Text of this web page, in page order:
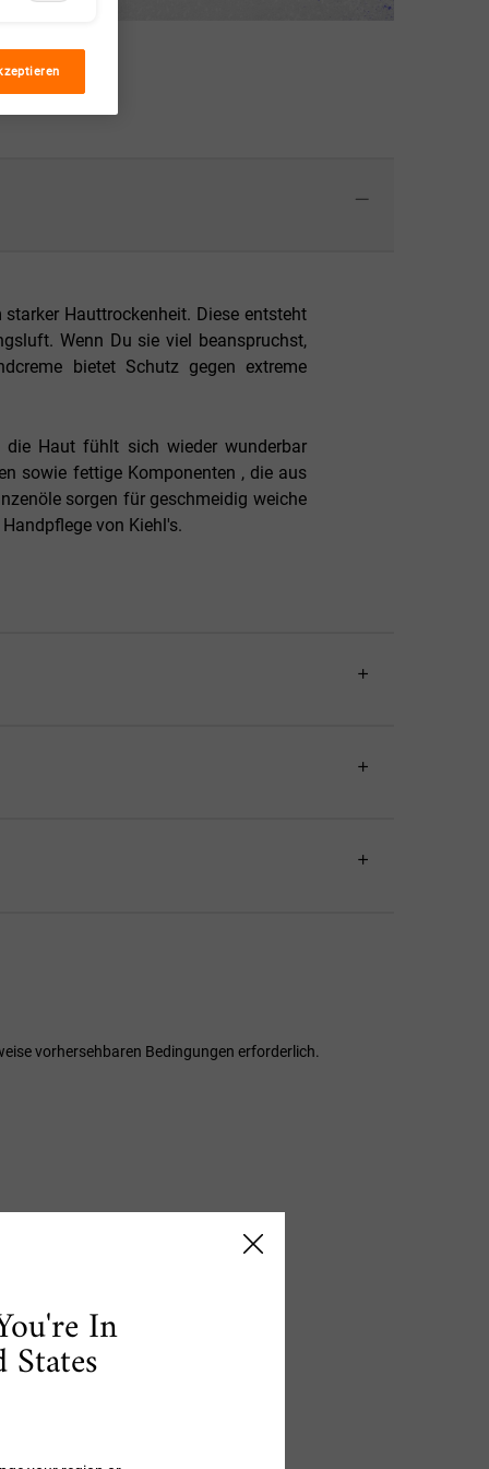
Hauttrockenheit. Diese entsteht
Wenn Du sie viel beanspruchst,
bietet Schutz gegen extreme
die Haut fühlt sich wieder wunderbar
sowie fettige Komponenten , die aus
sorgen für geschmeidig weiche
von Kiehl's.
vorhersehbaren Bedingungen erforderlich.
In